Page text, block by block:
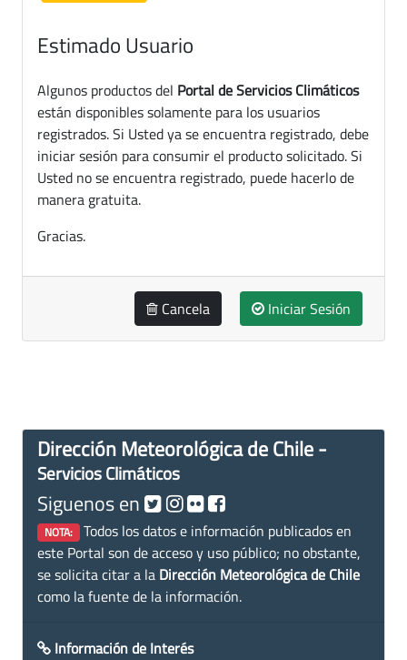
Estimado Usuario
Algunos productos del Portal de Servicios Climáticos
están disponibles solamente para los usuarios
registrados. Si Usted ya se encuentra registrado, debe
iniciar sesión para consumir el producto solicitado. Si
Usted no se encuentra registrado, puede hacerlo de
manera gratuita.
Gracias.
Cancela Iniciar Sesión
Dirección Meteorológica de Chile -
Servicios Climáticos
Siguenos en
NOTA: Todos los datos e información publicados en
este Portal son de acceso y uso público; no obstante,
se solicita citar a la Dirección Meteorológica de Chile
como la fuente de la información.
Información de Interés